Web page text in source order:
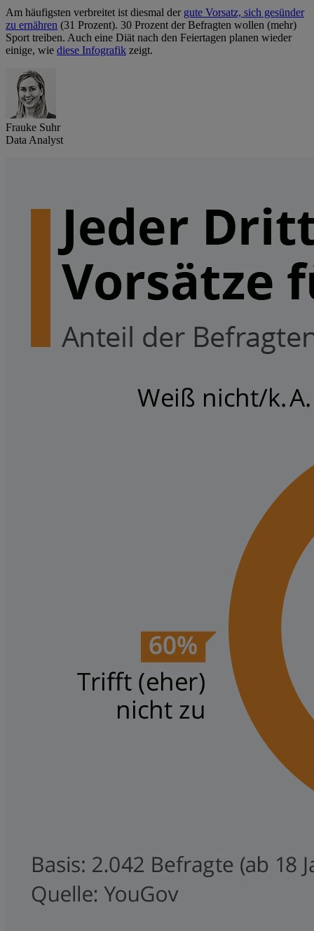
Am häufigsten verbreitet ist diesmal der gute Vorsatz, sich gesünder
zu ernähren (31 Prozent). 30 Prozent der Befragten wollen (mehr)
Sport treiben. Auch eine Diät nach den Feiertagen planen wieder
einige, wie diese Infografik zeigt.
Frauke Suhr
Data Analyst